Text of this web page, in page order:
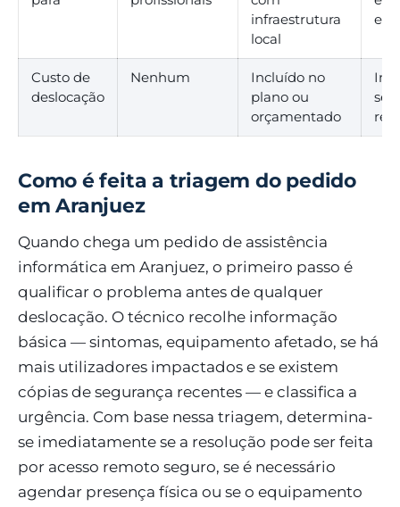
infraestrutura
local
Custo de
deslocação
Nenhum
Incluído no
plano ou
orçamentado
Como é feita a triagem do pedido
em Aranjuez
Quando chega um pedido de assistência
informática em Aranjuez, o primeiro passo é
qualificar o problema antes de qualquer
deslocação. O técnico recolhe informação
básica — sintomas, equipamento afetado, se há
mais utilizadores impactados e se existem
cópias de segurança recentes — e classifica a
urgência. Com base nessa triagem, determina-
se imediatamente se a resolução pode ser feita
por acesso remoto seguro, se é necessário
agendar presença física ou se o equipamento